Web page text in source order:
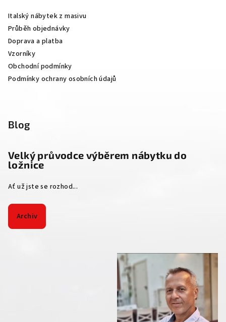
Italský nábytek z masivu
Průběh objednávky
Doprava a platba
Vzorníky
Obchodní podmínky
Podmínky ochrany osobních údajů
Blog
Velký průvodce výběrem nábytku do
ložnice
Ať už jste se rozhod...
Archiv